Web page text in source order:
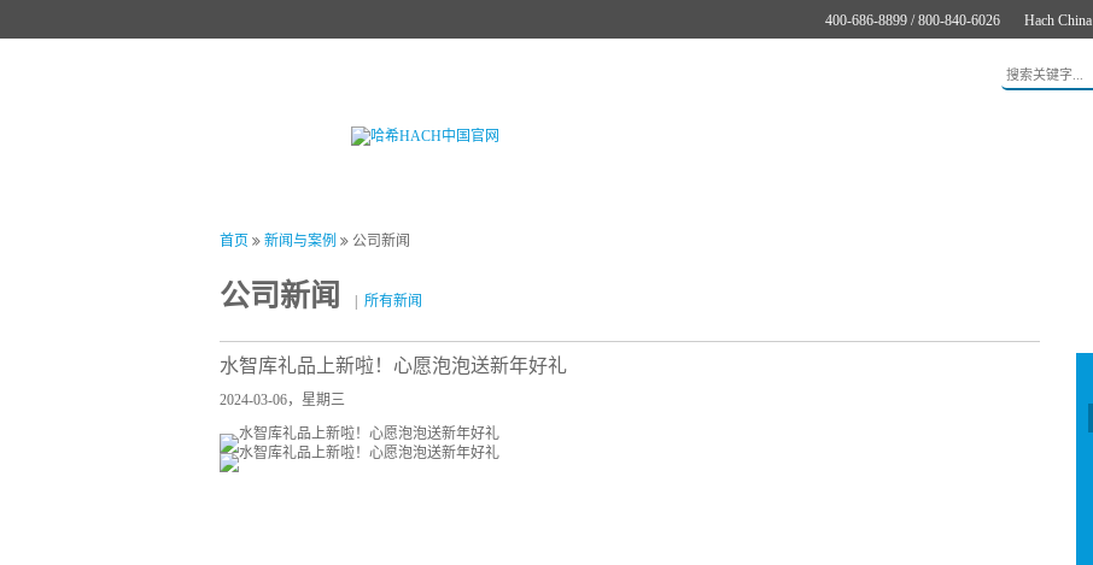
Hach China
400-686-8899 / 800-840-6026
首页 新闻与案例 公司新闻
公司新闻 所有新闻
水智库礼品上新啦！心愿泡泡送新年好礼
2024-03-06，星期三